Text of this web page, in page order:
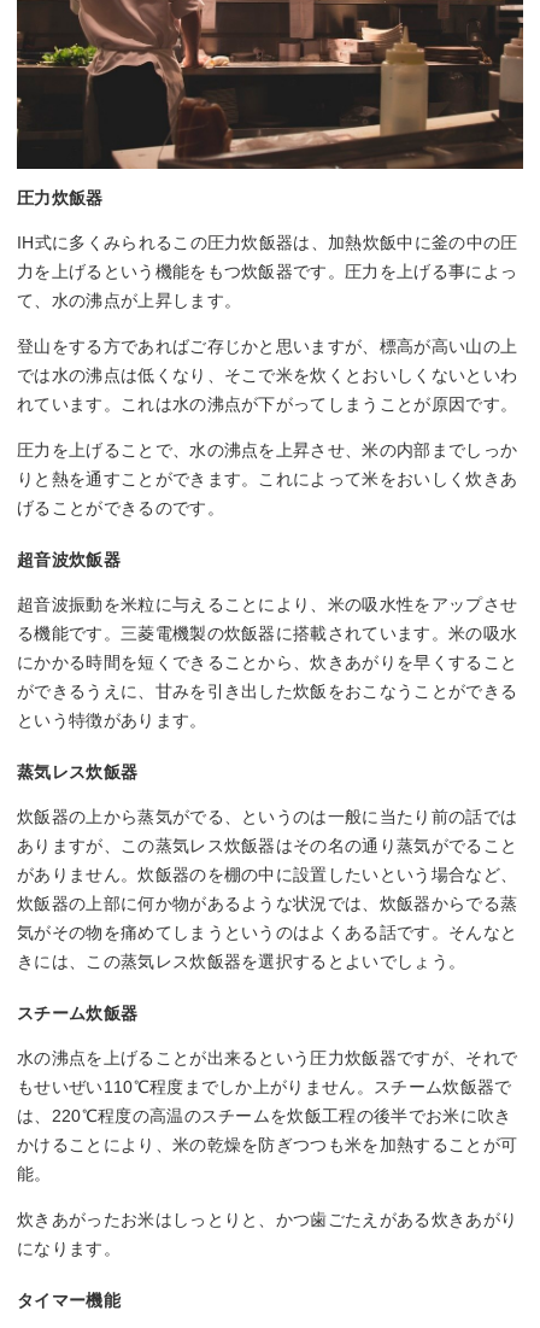
圧力炊飯器
IH式に多くみられるこの圧力炊飯器は、加熱炊飯中に釜の中の圧
力を上げるという機能をもつ炊飯器です。圧力を上げる事によっ
て、水の沸点が上昇します。
登山をする方であればご存じかと思いますが、標高が高い山の上
では水の沸点は低くなり、そこで米を炊くとおいしくないといわ
れています。これは水の沸点が下がってしまうことが原因です。
圧力を上げることで、水の沸点を上昇させ、米の内部までしっか
りと熱を通すことができます。これによって米をおいしく炊きあ
げることができるのです。
超音波炊飯器
超音波振動を米粒に与えることにより、米の吸水性をアップさせ
る機能です。三菱電機製の炊飯器に搭載されています。米の吸水
にかかる時間を短くできることから、炊きあがりを早くすること
ができるうえに、甘みを引き出した炊飯をおこなうことができる
という特徴があります。
蒸気レス炊飯器
炊飯器の上から蒸気がでる、というのは一般に当たり前の話では
ありますが、この蒸気レス炊飯器はその名の通り蒸気がでること
がありません。炊飯器のを棚の中に設置したいという場合など、
炊飯器の上部に何か物があるような状況では、炊飯器からでる蒸
気がその物を痛めてしまうというのはよくある話です。そんなと
きには、この蒸気レス炊飯器を選択するとよいでしょう。
スチーム炊飯器
水の沸点を上げることが出来るという圧力炊飯器ですが、それで
もせいぜい110℃程度までしか上がりません。スチーム炊飯器で
は、220℃程度の高温のスチームを炊飯工程の後半でお米に吹き
かけることにより、米の乾燥を防ぎつつも米を加熱することが可
能。
炊きあがったお米はしっとりと、かつ歯ごたえがある炊きあがり
になります。
タイマー機能